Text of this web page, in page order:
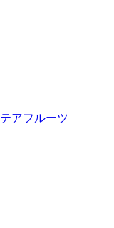
アフルーツ